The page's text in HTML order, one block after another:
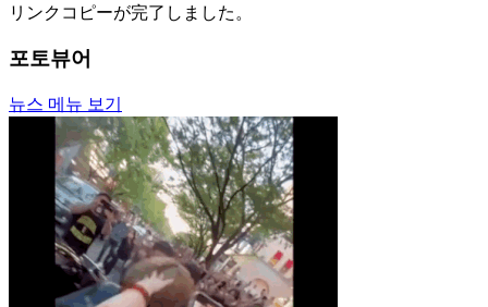
リンクコピーが完了しました。
포토뷰어
뉴스 메뉴 보기